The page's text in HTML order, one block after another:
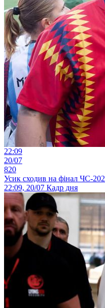
22:09
20/07
820
Усик сходив на фінал ЧС-
22:09, 20/07 Кадр дня